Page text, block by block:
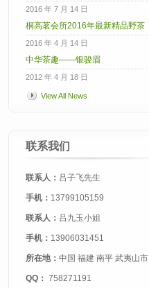
2016 年 7 月 14 日
桐高茗会所2016年最新精品野茶
2016 年 4 月 14 日
中华茶趣——银骏眉
2012 年 4 月 18 日
View All News
联系我们
联系人： 吕子飞先生
手机： 13799105159
联系人： 吕九玉小姐
手机： 13906031451
所在地： 中国 福建 南平 武夷山市
QQ： 758271191